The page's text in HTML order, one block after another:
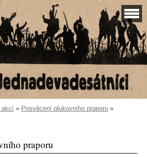
akcí » Posvěcení plukovního praporu »
praporu